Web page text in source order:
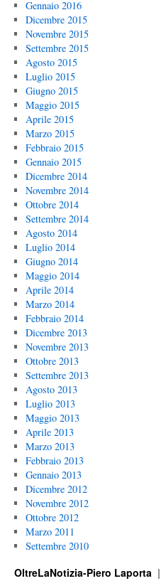
Gennaio 2016
Dicembre 2015
Novembre 2015
Settembre 2015
Agosto 2015
Luglio 2015
Giugno 2015
Maggio 2015
Aprile 2015
Marzo 2015
Febbraio 2015
Gennaio 2015
Dicembre 2014
Novembre 2014
Ottobre 2014
Settembre 2014
Agosto 2014
Luglio 2014
Giugno 2014
Maggio 2014
Aprile 2014
Marzo 2014
Febbraio 2014
Dicembre 2013
Novembre 2013
Ottobre 2013
Settembre 2013
Agosto 2013
Luglio 2013
Maggio 2013
Aprile 2013
Marzo 2013
Febbraio 2013
Gennaio 2013
Dicembre 2012
Novembre 2012
Ottobre 2012
Marzo 2011
Settembre 2010
OltreLaNotizia-Piero Laporta